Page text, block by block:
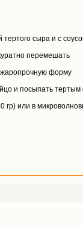
сыра и с
перемешать
форму
и посыпать
гр) или в